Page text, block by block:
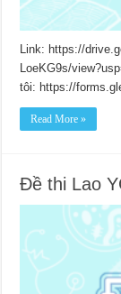
Link: https://
LoeKG9s/
tôi: https://
Read More »
Đề thi Lao